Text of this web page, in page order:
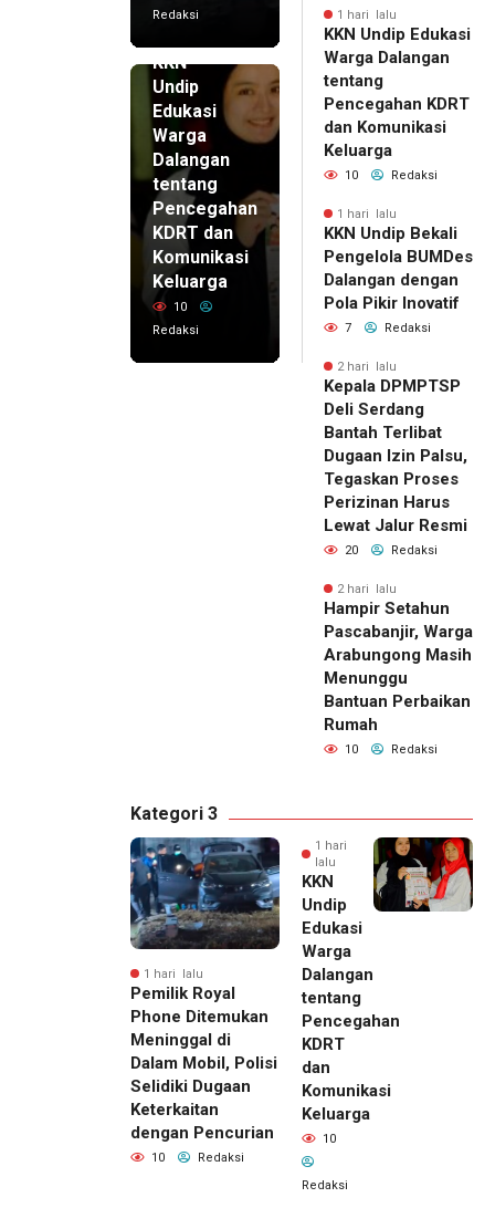
Redaksi
KKN
Undip
Edukasi
Warga
Dalangan
tentang
Pencegahan
KDRT dan
Komunikasi
Keluarga
10
Redaksi
1 hari lalu
KKN Undip Edukasi
Warga Dalangan
tentang
Pencegahan KDRT
dan Komunikasi
Keluarga
10 Redaksi
1 hari lalu
KKN Undip Bekali
Pengelola BUMDes
Dalangan dengan
Pola Pikir Inovatif
7 Redaksi
2 hari lalu
Kepala DPMPTSP
Deli Serdang
Bantah Terlibat
Dugaan Izin Palsu,
Tegaskan Proses
Perizinan Harus
Lewat Jalur Resmi
20 Redaksi
2 hari lalu
Hampir Setahun
Pascabanjir, Warga
Arabungong Masih
Menunggu
Bantuan Perbaikan
Rumah
10 Redaksi
Kategori 3
1 hari lalu
Pemilik Royal
Phone Ditemukan
Meninggal di
Dalam Mobil, Polisi
Selidiki Dugaan
Keterkaitan
dengan Pencurian
10 Redaksi
1 hari
lalu
KKN
Undip
Edukasi
Warga
Dalangan
tentang
Pencegahan
KDRT
dan
Komunikasi
Keluarga
10
Redaksi